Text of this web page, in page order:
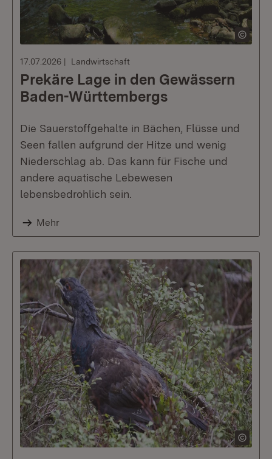
17.07.2026 Landwirtschaft
Prekäre Lage in den Gewässern
Baden-Württembergs
Die Sauerstoffgehalte in Bächen, Flüsse und
Seen fallen aufgrund der Hitze und wenig
Niederschlag ab. Das kann für Fische und
andere aquatische Lebewesen
lebensbedrohlich sein.
Mehr